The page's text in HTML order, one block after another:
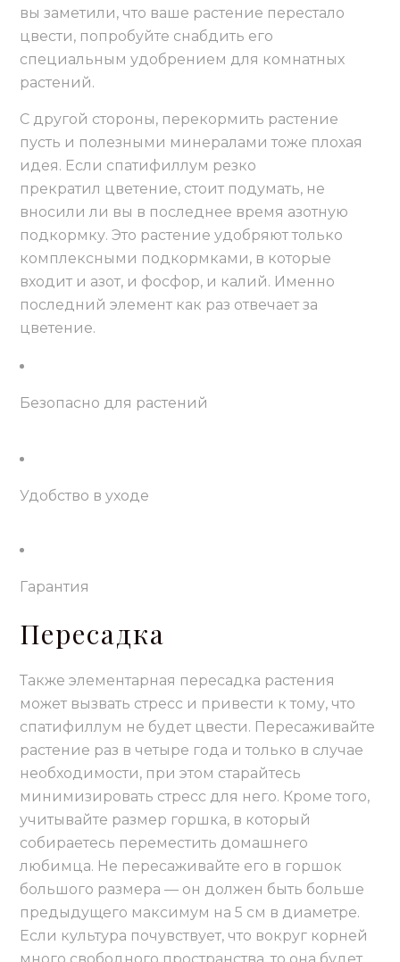
вы заметили, что ваше растение перестало
цвести, попробуйте снабдить его
специальным удобрением для комнатных
растений.
С другой стороны, перекормить растение
пусть и полезными минералами тоже плохая
идея. Если спатифиллум резко
прекратил цветение, стоит подумать, не
вносили ли вы в последнее время азотную
подкормку. Это растение удобряют только
комплексными подкормками, в которые
входит и азот, и фосфор, и калий. Именно
последний элемент как раз отвечает за
цветение.
Безопасно для растений
Удобство в уходе
Гарантия
Пересадка
Также элементарная пересадка растения
может вызвать стресс и привести к тому, что
спатифиллум не будет цвести. Пересаживайте
растение раз в четыре года и только в случае
необходимости, при этом старайтесь
минимизировать стресс для него. Кроме того,
учитывайте размер горшка, в который
собираетесь переместить домашнего
любимца. Не пересаживайте его в горшок
большого размера — он должен быть больше
предыдущего максимум на 5 см в диаметре.
Если культура почувствует, что вокруг корней